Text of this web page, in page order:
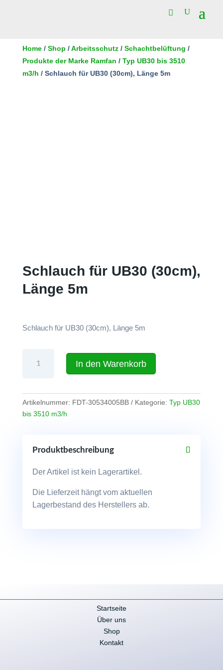
Home/ Shop /Arbeitsschutz/ Schachtbelüftung /
Produkte der Marke Ramfan / Typ UB30 bis 3510
m3/h / Schlauch für UB30 (30cm), Länge 5m
Schlauch für UB30 (30cm),
Länge 5m
Schlauch für UB30 (30cm), Länge 5m
Länge
5m
In den Warenkorb
Artikelnummer: FDT-30534005BB Kategorie: Typ UB30
bis 3510 m3/h
Produktbeschreibung
Der Artikel ist kein Lagerartikel.
Die Lieferzeit hängt vom aktuellen
Lagerbestand des Herstellers ab.
Startseite
Über uns
Shop
Kontakt